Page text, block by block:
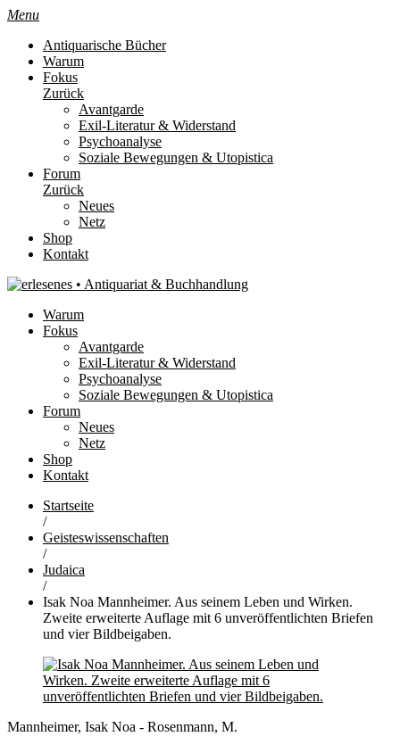
Menu
Antiquarische Bücher
Warum
Fokus
Zurück
Avantgarde
Exil-Literatur & Widerstand
Psychoanalyse
Soziale Bewegungen & Utopistica
Forum
Zurück
Neues
Netz
Shop
Kontakt
Warum
Fokus
Avantgarde
Exil-Literatur & Widerstand
Psychoanalyse
Soziale Bewegungen & Utopistica
Forum
Neues
Netz
Shop
Kontakt
Startseite
/
Geisteswissenschaften
/
Judaica
/
Isak Noa Mannheimer. Aus seinem Leben und Wirken.
Zweite erweiterte Auflage mit 6 unveröffentlichten Briefen
und vier Bildbeigaben.
Mannheimer, Isak Noa - Rosenmann, M.